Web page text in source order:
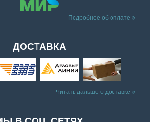
Подробнее об оплате
ДОСТАВКА
Читать дальше о доставке